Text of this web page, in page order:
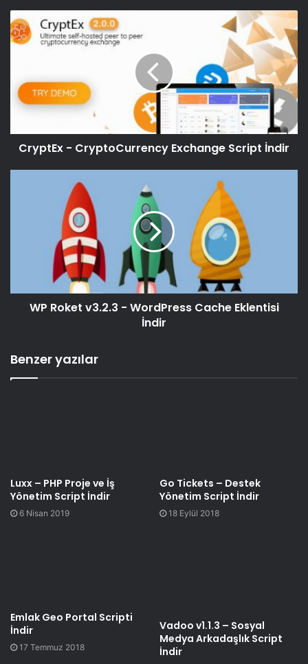
sitesi
CryptEx - CryptoCurrency Exchange Script İndir
WP Roket v3.2.3 - WordPress Cache Eklentisi
İndir
Benzer yazılar
Luxx – PHP Proje ve İş
Yönetim Script İndir
6 Nisan 2019
Go Tickets – Destek
Yönetim Script İndir
18 Eylül 2018
Emlak Geo Portal Scripti
İndir
17 Temmuz 2018
Vadoo v1.1.3 – Sosyal
Medya Arkadaşlık Script
İndir